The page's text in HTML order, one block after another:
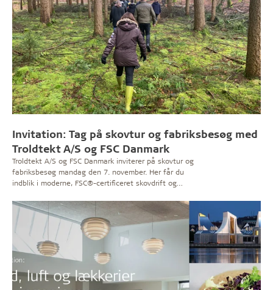
Invitation: Tag på skovtur og fabriksbesøg med
Troldtekt A/S og FSC Danmark
Troldtekt A/S og FSC Danmark inviterer på skovtur og
fabriksbesøg mandag den 7. november. Her får du
indblik i moderne, FSC®-certificeret skovdrift og